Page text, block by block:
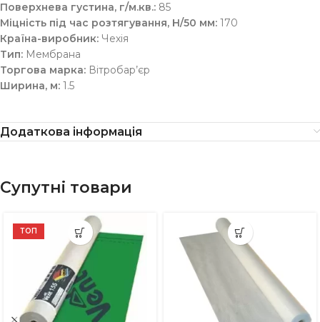
Поверхнева густина, г/м.кв.: 85
Міцність під час розтягування, Н/50 мм: 170
Країна-виробник: Чехія
Тип: Мембрана
Торгова марка: Вітробар’єр
Ширина, м: 1.5
Додаткова інформація
Супутні товари
ТОП